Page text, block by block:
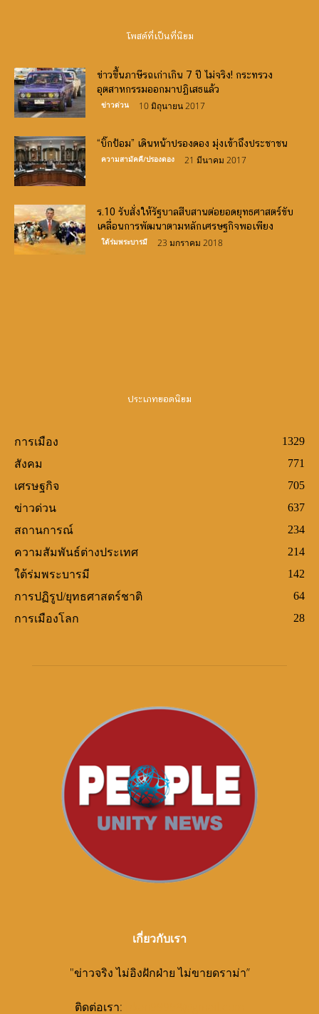
โพสต์ที่เป็นที่นิยม
ข่าวขึ้นภาษีรถเก่าเกิน 7 ปี ไม่จริง! กระทรวง
อุตสาหกรรมออกมาปฏิเสธแล้ว
ข่าวด่วน 10 มิถุนายน 2017
“บิ๊กป้อม” เดินหน้าปรองดอง มุ่งเข้าถึงประชาชน
ความสามัคคี/ปรองดอง 21 มีนาคม 2017
ร.10 รับสั่งให้รัฐบาลสืบสานต่อยอดยุทธศาสตร์ขับ
เคลื่อนการพัฒนาตามหลักเศรษฐกิจพอเพียง
ใต้ร่มพระบารมี 23 มกราคม 2018
ประเภทยอดนิยม
การเมือง
1329
สังคม
771
เศรษฐกิจ
705
ข่าวด่วน
637
สถานการณ์
234
ความสัมพันธ์ต่างประเทศ
214
ใต้ร่มพระบารมี
142
การปฏิรูป/ยุทธศาสตร์ชาติ
64
การเมืองโลก
28
เกี่ยวกับเรา
"ข่าวจริง ไม่อิงฝักฝ่าย ไม่ขายดราม่า”
ติดต่อเรา: